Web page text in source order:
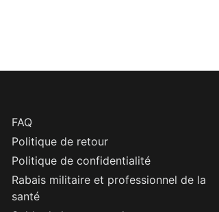
FAQ
Politique de retour
Politique de confidentialité
Rabais militaire et professionnel de la
santé